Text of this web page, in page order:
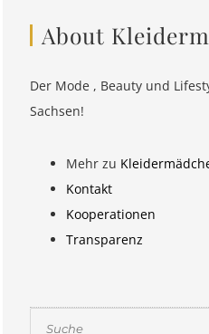
About
Der Mode , Beauty und
Sachsen!
Mehr zu
Kontakt
Kooperationen
Transparenz